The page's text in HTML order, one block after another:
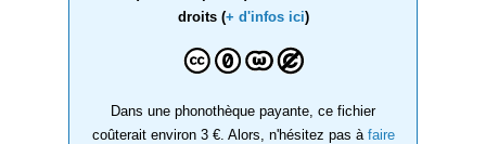
droits (+ d'infos ici)
Dans une phonothèque payante, ce fichier
coûterait environ 3 €. Alors, n'hésitez pas à faire